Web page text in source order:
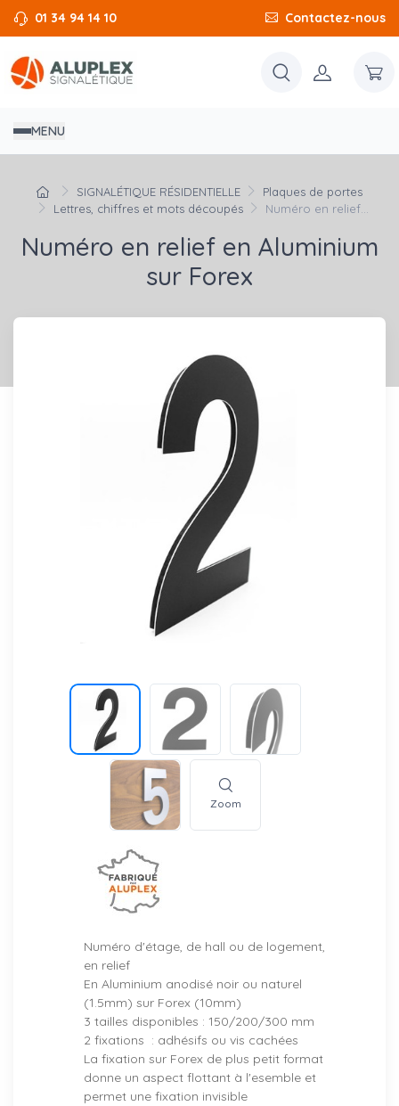
01 34 94 14 10 Contactez-nous
MENU
SIGNALÉTIQUE RÉSIDENTIELLE
Plaques de portes
Lettres, chiffres et mots découpés
Numéro en relief...
Numéro en relief en Aluminium
sur Forex
Zoom
Numéro d'étage, de hall ou de logement,
en relief
En Aluminium anodisé noir ou naturel
(1.5mm) sur Forex (10mm)
3 tailles disponibles : 150/200/300 mm
2 fixations : adhésifs ou vis cachées
La fixation sur Forex de plus petit format
donne un aspect flottant à l'esemble et
permet une fixation invisible